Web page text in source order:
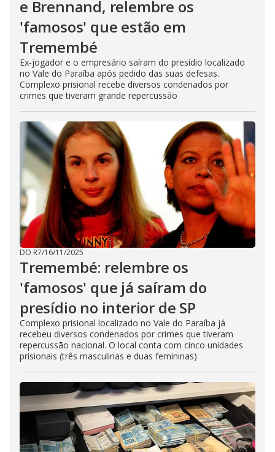
e Brennand, relembre os
'famosos' que estão em
Tremembé
Ex-jogador e o empresário saíram do presídio localizado
no Vale do Paraíba após pedido das suas defesas.
Complexo prisional recebe diversos condenados por
crimes que tiveram grande repercussão
DO R7/16/11/2025
Tremembé: relembre os
'famosos' que já saíram do
presídio no interior de SP
Complexo prisional localizado no Vale do Paraíba já
recebeu diversos condenados por crimes que tiveram
repercussão nacional. O local conta com cinco unidades
prisionais (três masculinas e duas femininas)